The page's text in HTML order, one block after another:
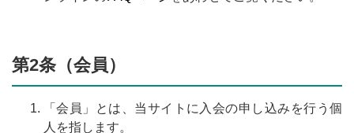
第2条（会員）
「会員」とは、当サイトに入会の申し込みを行う個
人を指します。